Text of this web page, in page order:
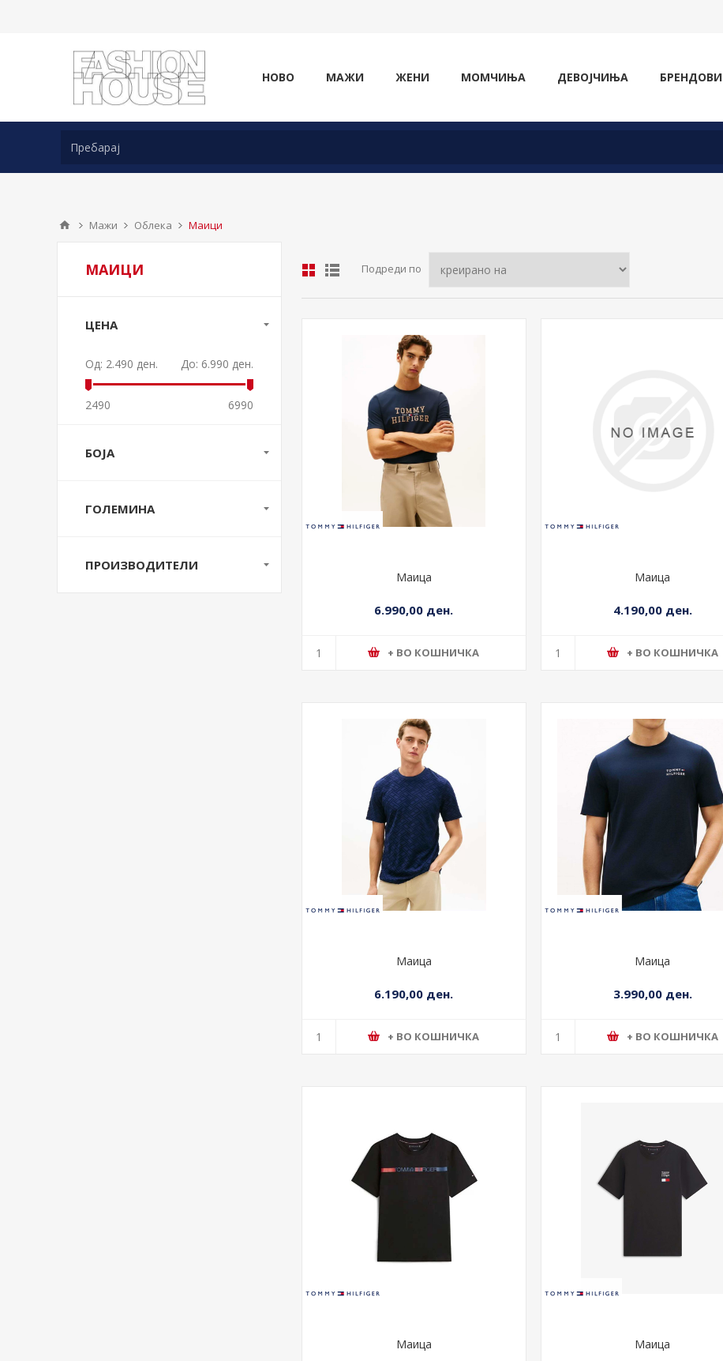
НОВО МАЖИ ЖЕНИ МОМЧИЊА ДЕВОЈЧИЊА БРЕНДОВИ
Мажи Облека Маици
Подреди по
Маица
6.990,00 ден.
+ ВО КОШНИЧКА
Маица
4.190,00 ден.
+ ВО КОШНИЧКА
Маица
6.190,00 ден.
+ ВО КОШНИЧКА
Маица
3.990,00 ден.
+ ВО КОШНИЧКА
Маица Маица
МАИЦИ
ЦЕНА
Од: 2.490 ден. До: 6.990 ден.
2490 6990
БОЈА
ГОЛЕМИНА
ПРОИЗВОДИТЕЛИ